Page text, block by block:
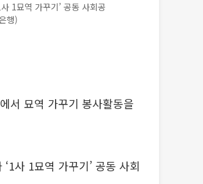
1묘역 가꾸기’ 공동 사회공
행)
서 묘역 가꾸기 봉사활동을
사 1묘역 가꾸기’ 공동 사회